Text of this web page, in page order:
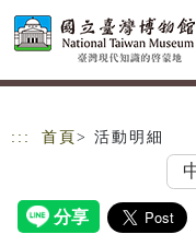
跳到主要內容
網站導覽
::: 首頁 > 活動明細
中